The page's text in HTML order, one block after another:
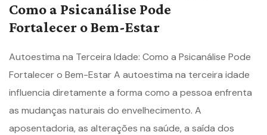
Como a Psicanálise Pode
Fortalecer o Bem-Estar
Autoestima na Terceira Idade: Como a Psicanálise Pode
Fortalecer o Bem-Estar A autoestima na terceira idade
influencia diretamente a forma como a pessoa enfrenta
as mudanças naturais do envelhecimento. A
aposentadoria, as alterações na saúde, a saída dos